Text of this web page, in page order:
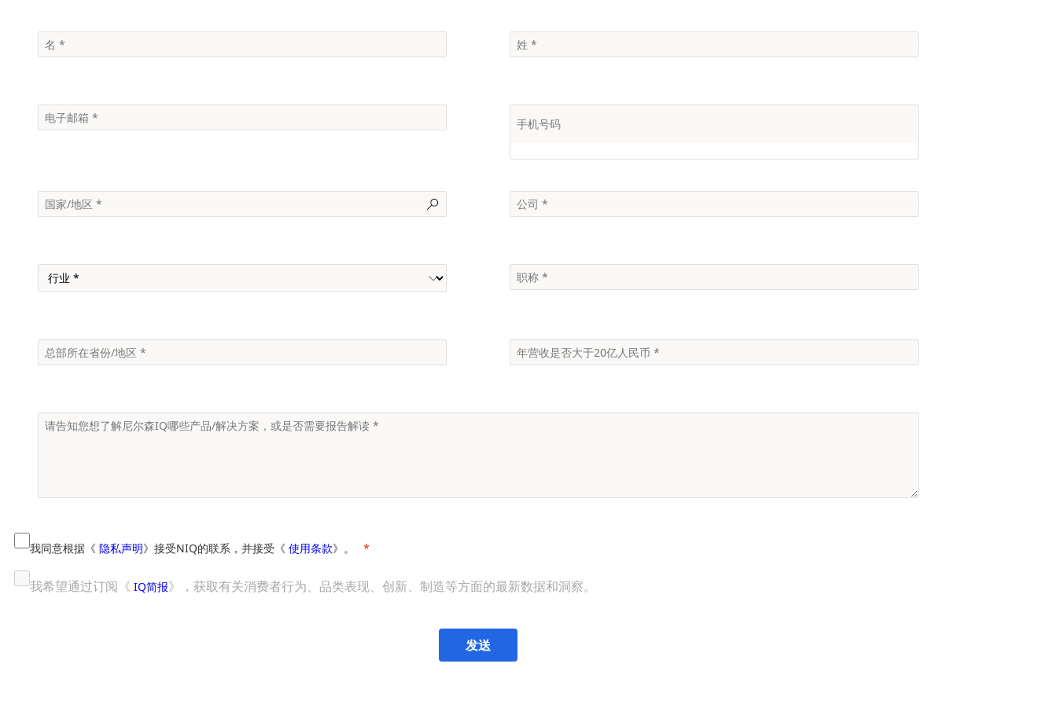
我同意根据《 隐私声明》接受NIQ的联系，并接受《 使用条款》。
我希望通过订阅《 IQ简报》，获取有关消费者行为、品类表现、创新、制造等方面的最新数据和洞察。
发送